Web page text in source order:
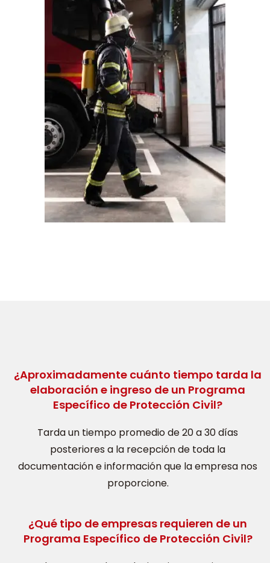
¿Aproximadamente cuánto tiempo tarda la
elaboración e ingreso de un Programa
Específico de Protección Civil?
Tarda un tiempo promedio de 20 a 30 días
posteriores a la recepción de toda la
documentación e información que la empresa nos
proporcione.
¿Qué tipo de empresas requieren de un
Programa Específico de Protección Civil?